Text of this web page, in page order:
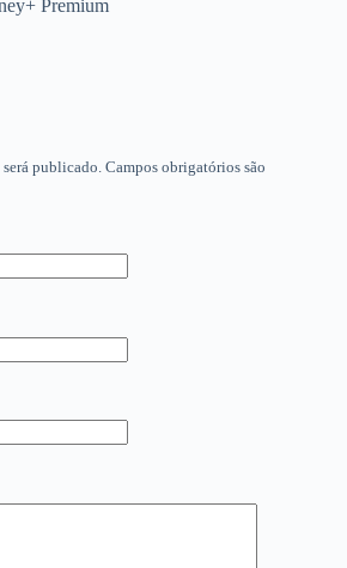
Premium
publicado. Campos obrigatórios são